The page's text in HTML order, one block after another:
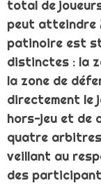
total de
peut atteindre
patinoire est
distinctes : la
la zone de
directement le
hors-jeu et de
quatre
veillant au
des